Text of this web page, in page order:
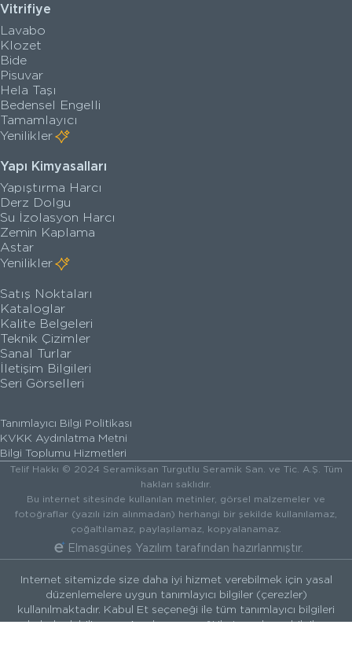
Vitrifiye
Lavabo
Klozet
Bide
Pisuvar
Hela Taşı
Bedensel Engelli
Tamamlayıcı
Yenilikler
Yapı Kimyasalları
Yapıştırma Harcı
Derz Dolgu
Su İzolasyon Harcı
Zemin Kaplama
Astar
Yenilikler
Satış Noktaları
Kataloglar
Kalite Belgeleri
Teknik Çizimler
Sanal Turlar
İletişim Bilgileri
Seri Görselleri
Tanımlayıcı Bilgi Politikası
KVKK Aydınlatma Metni
Bilgi Toplumu Hizmetleri
Telif Hakkı © 2024 Seramiksan Turgutlu Seramik San. ve Tic. A.Ş. Tüm
hakları saklıdır.
Bu internet sitesinde kullanılan metinler, görsel malzemeler ve
fotoğraflar (yazılı izin alınmadan) herhangi bir şekilde kullanılamaz,
çoğaltılamaz, paylaşılamaz, kopyalanamaz.
Elmasgüneş Yazılım tarafından hazırlanmıştır.
Internet sitemizde size daha iyi hizmet verebilmek için yasal
düzenlemelere uygun tanımlayıcı bilgiler (çerezler)
kullanılmaktadır. Kabul Et seçeneği ile tüm tanımlayıcı bilgileri
kabul edebilir veya Ayarlar seçeneği ile tanımlayıcı bilgiler